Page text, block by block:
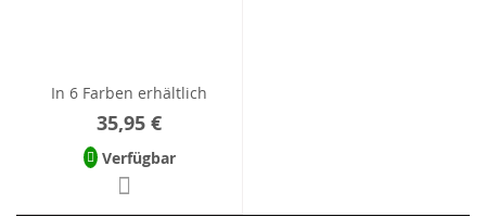
In 6 Farben erhältlich
35,95 €
Verfügbar